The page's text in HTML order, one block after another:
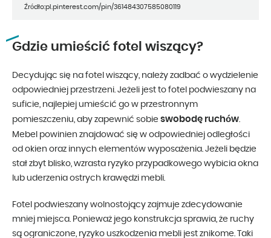
Źródło:pl.pinterest.com/pin/361484307585080119
Gdzie umieścić fotel wiszący?
Decydując się na fotel wiszący, należy zadbać o wydzielenie
odpowiedniej przestrzeni. Jeżeli jest to fotel podwieszany na
suficie, najlepiej umieścić go w przestronnym
pomieszczeniu, aby zapewnić sobie swobodę ruchów.
Mebel powinien znajdować się w odpowiedniej odległości
od okien oraz innych elementów wyposażenia. Jeżeli będzie
stał zbyt blisko, wzrasta ryzyko przypadkowego wybicia okna
lub uderzenia ostrych krawędzi mebli.
Fotel podwieszany wolnostojący zajmuje zdecydowanie
mniej miejsca. Ponieważ jego konstrukcja sprawia, że ruchy
są ograniczone, ryzyko uszkodzenia mebli jest znikome. Taki